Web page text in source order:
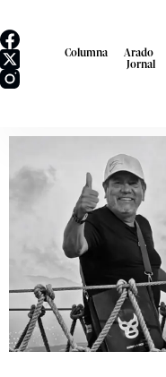
Columna Arado
Jornal